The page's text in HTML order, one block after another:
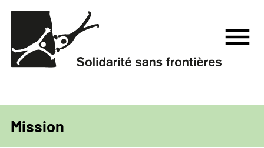
Aller
contenu
principal
menu
Mission